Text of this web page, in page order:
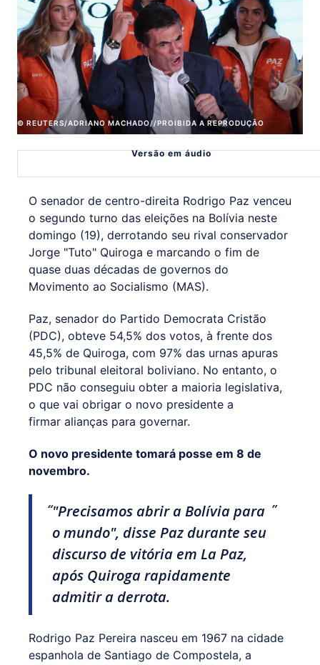
© REUTERS/ADRIANO MACHADO//PROIBIDA A REPRODUÇÃO
Versão em áudio
O senador de centro-direita Rodrigo Paz venceu
o segundo turno das eleições na Bolívia neste
domingo (19), derrotando seu rival conservador
Jorge "Tuto" Quiroga e marcando o fim de
quase duas décadas de governos do
Movimento ao Socialismo (MAS).
Paz, senador do Partido Democrata Cristão
(PDC), obteve 54,5% dos votos, à frente dos
45,5% de Quiroga, com 97% das urnas apuras
pelo tribunal eleitoral boliviano. No entanto, o
PDC não conseguiu obter a maioria legislativa,
o que vai obrigar o novo presidente a
firmar alianças para governar.
O novo presidente tomará posse em 8 de
novembro.
"Precisamos abrir a Bolívia para
o mundo", disse Paz durante seu
discurso de vitória em La Paz,
após Quiroga rapidamente
admitir a derrota.
Rodrigo Paz Pereira nasceu em 1967 na cidade
espanhola de Santiago de Compostela, a